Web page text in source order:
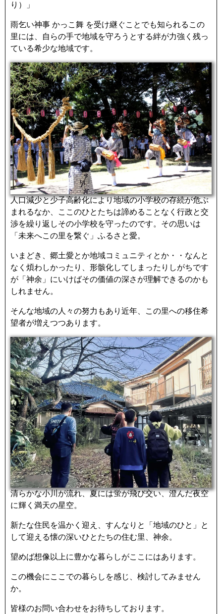
り）」
雨乞い神事 かっこ舞 を受け継ぐことでも知られるこの
里には、自らの手で地域を守ろうとする絆が力強く残っ
ている希少な地域です。
人口減少と少子高齢化により地域の小学校の存続が危ぶ
まれるなか、ここのひとたちは諦めることなく行政と交
渉を繰り返しその小学校を守ったのです。その思いは
「未来へこの里を繋ぐ」ふるさと愛。
いまどき、郷土愛とか地域コミュニティとか・・なんと
なく煩わしかったり、形骸化してしまったりしがちです
が「神余」にいけばその価値の深さが理解できるのかも
しれません。
そんな地域の人々の努力もあり近年、この里への移住希
望者が増えつつあります。
清らかな小川が流れ、夏には蛍が飛び交い、澄んだ夜空
に輝く満天の星空。
新たな住民を温かく迎え、すんなりと「地域のひと」と
して迎える懐の深いひとたちの住む里、神余。
望めば想像以上に豊かな暮らしがここにはあります。
この機会にここでの暮らしを感じ、検討してみません
か。
皆様のお問い合わせをお待ちしております。